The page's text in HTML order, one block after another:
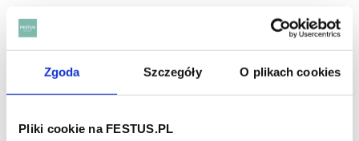
Zgoda Szczegóły O plikach cookies
Pliki cookie na FESTUS.PL
SZUKAJ W SŁOWNIKU
WYBIERZ LITERĘ ALFABETU PONIŻEJ: